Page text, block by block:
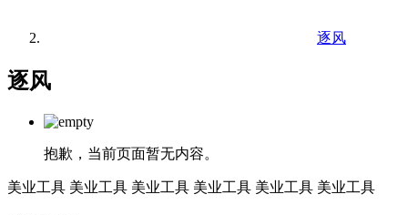
逐风
逐风
抱歉，当前页面暂无内容。
美业工具 美业工具 美业工具 美业工具 美业工具 美业工具